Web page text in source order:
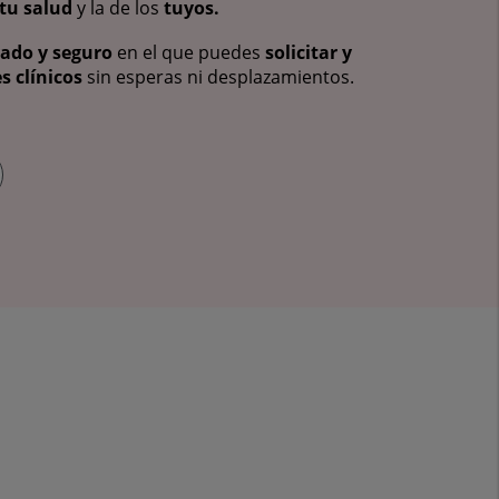
tu salud y la de los tuyos.
y seguro en el que puedes solicitar y
clínicos sin esperas ni desplazamientos.